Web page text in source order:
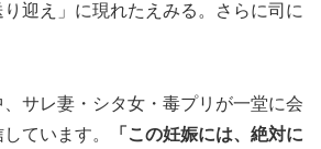
迎え」に現れたえみる。さらに司に
サレ妻・シタ女・毒プリが一堂に会
ています。
「この妊娠には、絶対に